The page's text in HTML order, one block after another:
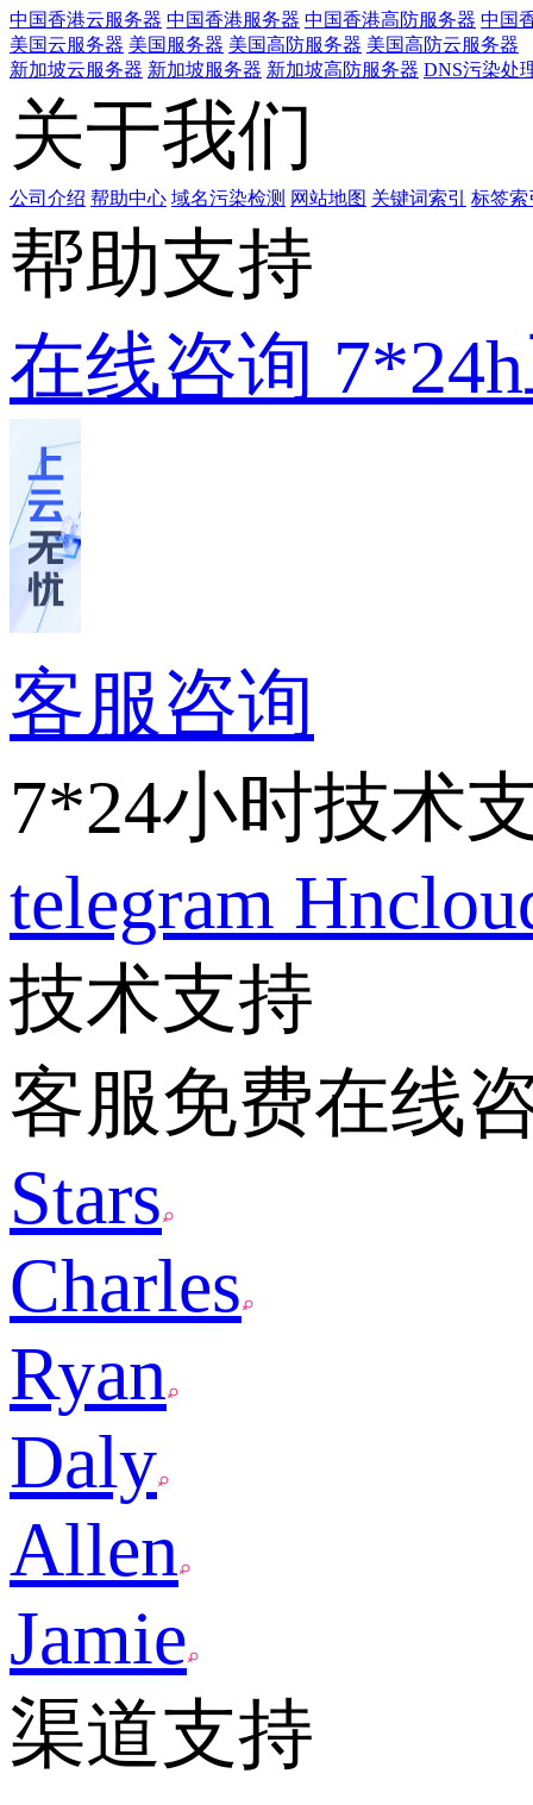
中国香港云服务器 中国香港服务器 中国香港高防服务器 中国
美国云服务器 美国服务器 美国高防服务器 美国高防云服务器
新加坡云服务器 新加坡服务器 新加坡高防服务器 DNS污染处
关于我们
公司介绍 帮助中心 域名污染检测 网站地图 关键词索引 标签索
帮助支持
在线咨询
客服咨询
7*24小时技术
telegram
技术支持
客服免费在线
Stars
Charles
Ryan
Daly
Allen
Jamie
渠道支持